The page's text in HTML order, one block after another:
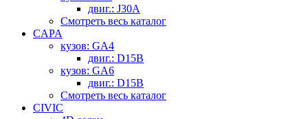
двиг.: J30A
Смотреть весь каталог
CAPA
кузов: GA4
двиг.: D15B
кузов: GA6
двиг.: D15B
Смотреть весь каталог
CIVIC